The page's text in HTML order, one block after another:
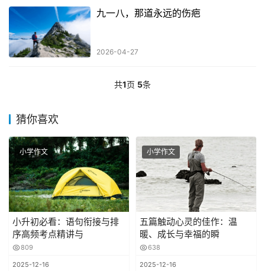
九一八，那道永远的伤疤
2026-04-27
共1页 5条
猜你喜欢
小学作文
小升初必看：语句衔接与排
序高频考点精讲与
809
2025-12-16
小学作文
五篇触动心灵的佳作：温
暖、成长与幸福的瞬
638
2025-12-16